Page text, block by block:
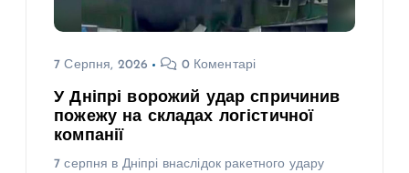
7 Серпня, 2026 0 Коментарі
У Дніпрі ворожий удар спричинив
пожежу на складах логістичної
компанії
7 серпня в Дніпрі внаслідок ракетного удару